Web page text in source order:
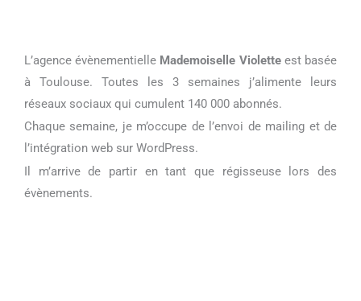
L’agence évènementielle Mademoiselle Violetteest basée
à Toulouse. Toutes les 3 semaines j’alimente leurs
réseaux sociaux qui cumulent 140 000 abonnés.
Chaque semaine, je m’occupe de l’envoi de mailing et de
l’intégration web sur WordPress.
Il m’arrive de partir en tant que régisseuse lors des
évènements.